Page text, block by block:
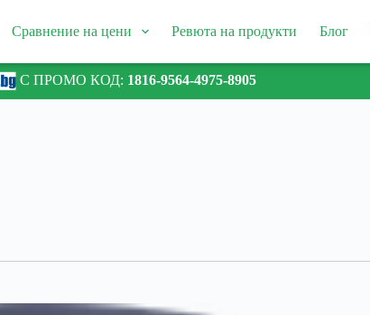
Сравнение на цени Ревюта на продукти Блог
С ПРОМО КОД: 1816-9564-4975-8905